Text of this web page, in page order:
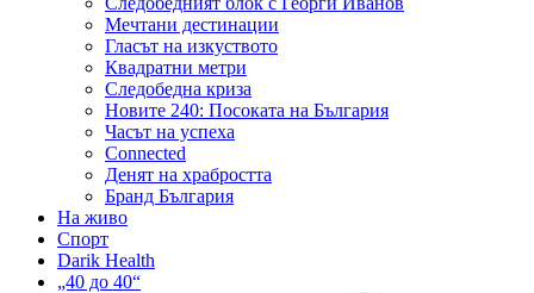
Мечтани дестинации
Гласът на изкуството
Квадратни метри
Следобедна криза
Новите 240: Посоката на България
Часът на успеха
Connected
Денят на храбростта
Бранд България
На живо
Спорт
Darik Health
„40 до 40“